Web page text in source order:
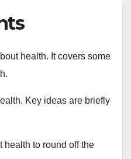
health. It covers some
Key ideas are briefly
health to round off the